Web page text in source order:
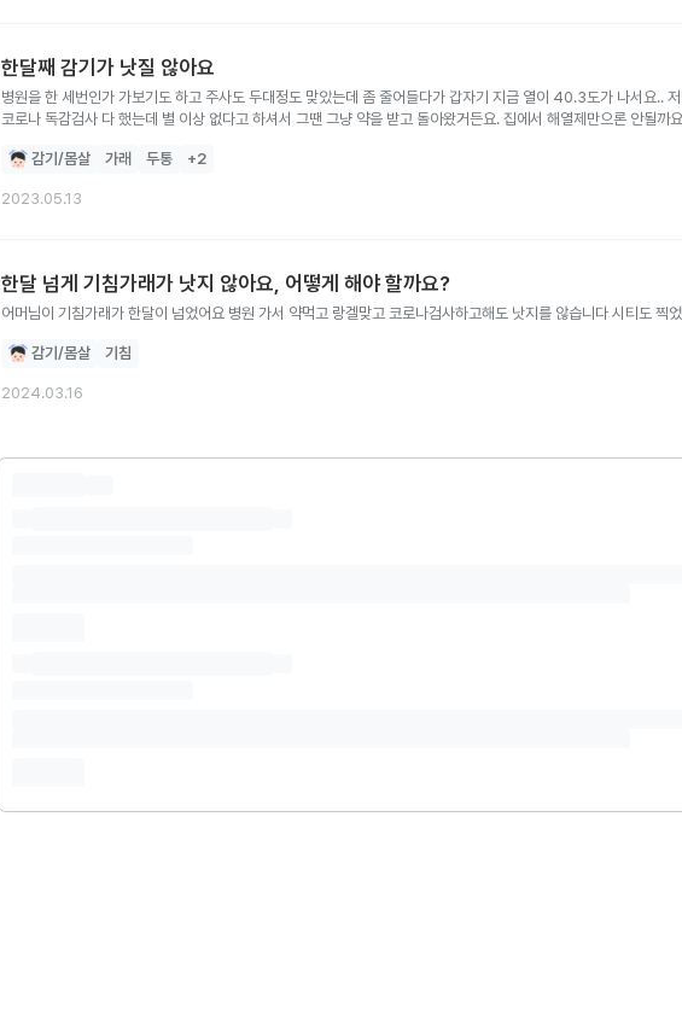
한달째 감기가 낫질 않아요
병원을 한 세번인가 가보기도 하고 주사도 두대정도 맞았는데 좀 줄어들다가 갑자기 지금 열이 40.3도가 나서요..
코로나 독감검사 다 했는데 별 이상 없다고 하셔서 그땐 그냥 약을 받고 돌아왔거든요. 집에서 해열제만으론 안될까
감기/몸살
가래 두통 +2
2023.05.13
한달 넘게 기침가래가 낫지 않아요, 어떻게 해야 할까요?
어머님이 기침가래가 한달이 넘었어요 병원 가서 약먹고 랑겔맞고 코로나검사하고해도 낫지를 않습니다 시티도 찍
감기/몸살 기침
2024.03.16